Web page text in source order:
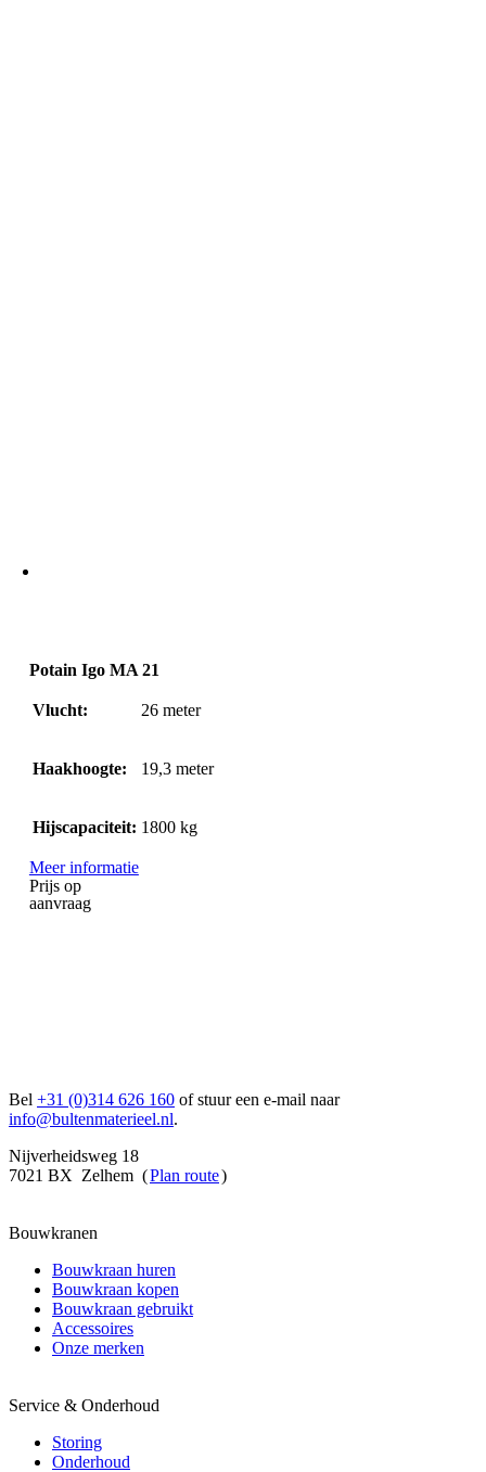
Potain Igo MA 21
Vlucht: 26meter
Haakhoogte: 19,3meter
Hijscapaciteit: 1800kg
Meer informatie
Prijs op
aanvraag
Bel +31 (0)314 626 160 of stuur een e-mail naar
info@bultenmaterieel.nl.
Nijverheidsweg 18
7021 BX Zelhem (Plan route)
Bouwkranen
Bouwkraan huren
Bouwkraan kopen
Bouwkraan gebruikt
Accessoires
Onze merken
Service & Onderhoud
Storing
Onderhoud